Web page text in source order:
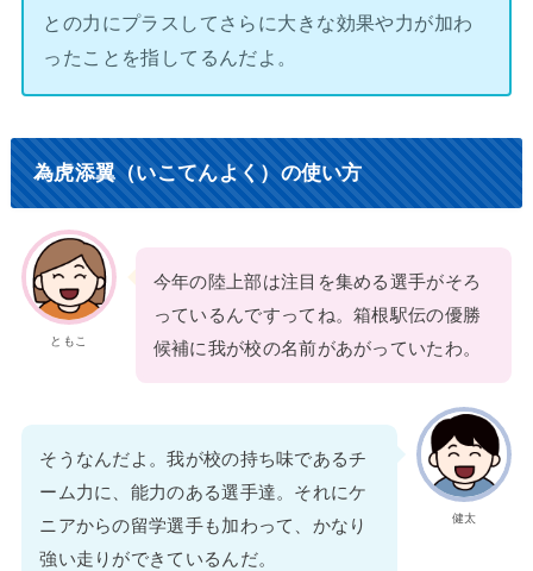
との力にプラスしてさらに大きな効果や力が加わ
ったことを指してるんだよ。
為虎添翼（いこてんよく）の使い方
ともこ
今年の陸上部は注目を集める選手がそろ
っているんですってね。箱根駅伝の優勝
候補に我が校の名前があがっていたわ。
健太
そうなんだよ。我が校の持ち味であるチ
ーム力に、能力のある選手達。それにケ
ニアからの留学選手も加わって、かなり
強い走りができているんだ。